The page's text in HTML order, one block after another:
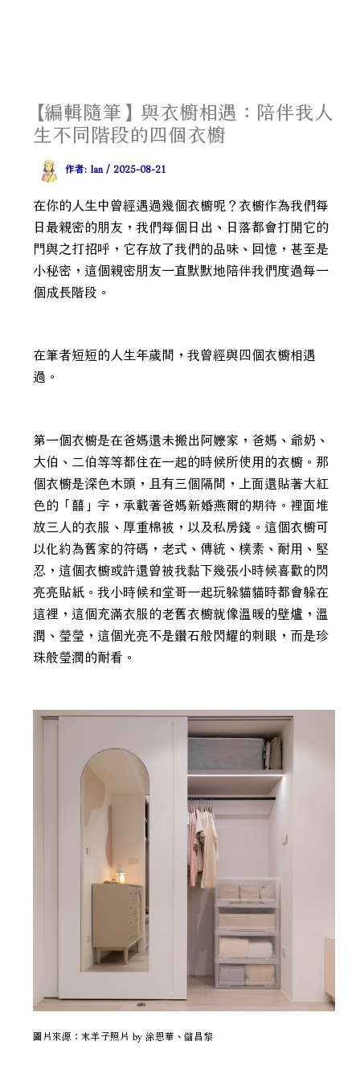
【編輯隨筆】與衣櫥相遇：陪伴我人
生不同階段的四個衣櫥
作者: Ian / 2025-08-21
在你的人生中曾經遇過幾個衣櫥呢？衣櫥作為我們每
日最親密的朋友，我們每個日出、日落都會打開它的
門與之打招呼，它存放了我們的品味、回憶，甚至是
小秘密，這個親密朋友一直默默地陪伴我們度過每一
個成長階段。
在筆者短短的人生年歲間，我曾經與四個衣櫥相遇
過。
第一個衣櫥是在爸媽還未搬出阿嬤家，爸媽、爺奶、
大伯、二伯等等都住在一起的時候所使用的衣櫥。那
個衣櫥是深色木頭，且有三個隔間，上面還貼著大紅
色的「囍」字，承載著爸媽新婚燕爾的期待。裡面堆
放三人的衣服、厚重棉被，以及私房錢。這個衣櫥可
以化約為舊家的符碼，老式、傳統、樸素、耐用、堅
忍，這個衣櫥或許還曾被我黏下幾張小時候喜歡的閃
亮亮貼紙。我小時候和堂哥一起玩躲貓貓時都會躲在
這裡，這個充滿衣服的老舊衣櫥就像溫暖的壁爐，溫
潤、瑩瑩，這個光亮不是鑽石般閃耀的刺眼，而是珍
珠般瑩潤的耐看。
圖片來源：末羊子照片 by 涂恩華、儲昌黎